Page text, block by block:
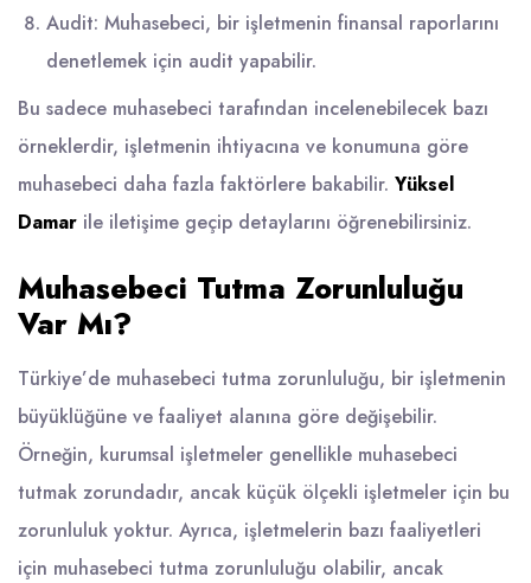
Audit: Muhasebeci, bir işletmenin finansal raporlarını
denetlemek için audit yapabilir.
Bu sadece muhasebeci tarafından incelenebilecek bazı
örneklerdir, işletmenin ihtiyacına ve konumuna göre
muhasebeci daha fazla faktörlere bakabilir. Yüksel
Damar ile iletişime geçip detaylarını öğrenebilirsiniz.
Muhasebeci Tutma Zorunluluğu
Var Mı?
Türkiye’de muhasebeci tutma zorunluluğu, bir işletmenin
büyüklüğüne ve faaliyet alanına göre değişebilir.
Örneğin, kurumsal işletmeler genellikle muhasebeci
tutmak zorundadır, ancak küçük ölçekli işletmeler için bu
zorunluluk yoktur. Ayrıca, işletmelerin bazı faaliyetleri
için muhasebeci tutma zorunluluğu olabilir, ancak